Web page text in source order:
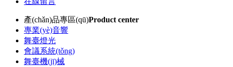
產(chǎn)品專區(qū)Product center
專業(yè)音響
舞臺燈光
會議系統(tǒng)
舞臺機(jī)械